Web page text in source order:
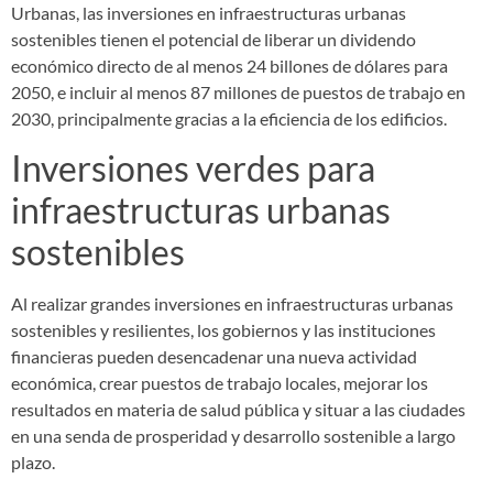
Urbanas, las inversiones en infraestructuras urbanas
sostenibles tienen el potencial de liberar un dividendo
económico directo de al menos 24 billones de dólares para
2050, e incluir al menos 87 millones de puestos de trabajo en
2030, principalmente gracias a la eficiencia de los edificios.
Inversiones verdes para
infraestructuras urbanas
sostenibles
Al realizar grandes inversiones en infraestructuras urbanas
sostenibles y resilientes, los gobiernos y las instituciones
financieras pueden desencadenar una nueva actividad
económica, crear puestos de trabajo locales, mejorar los
resultados en materia de salud pública y situar a las ciudades
en una senda de prosperidad y desarrollo sostenible a largo
plazo.